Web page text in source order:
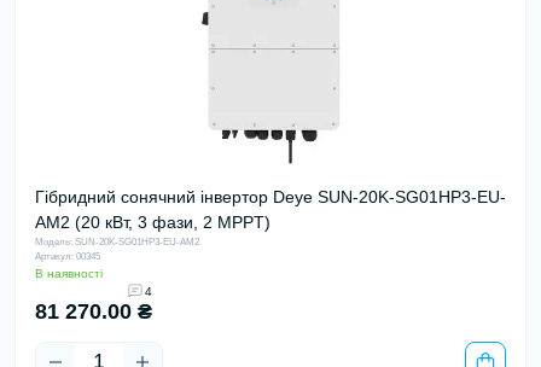
Гібридний сонячний інвертор Deye SUN-20K-SG01HP3-EU-
AM2 (20 кВт, 3 фази, 2 MPPT)
Модель: SUN-20K-SG01HP3-EU-AM2
Артикул: 00345
В наявності
4
81 270.00 ₴